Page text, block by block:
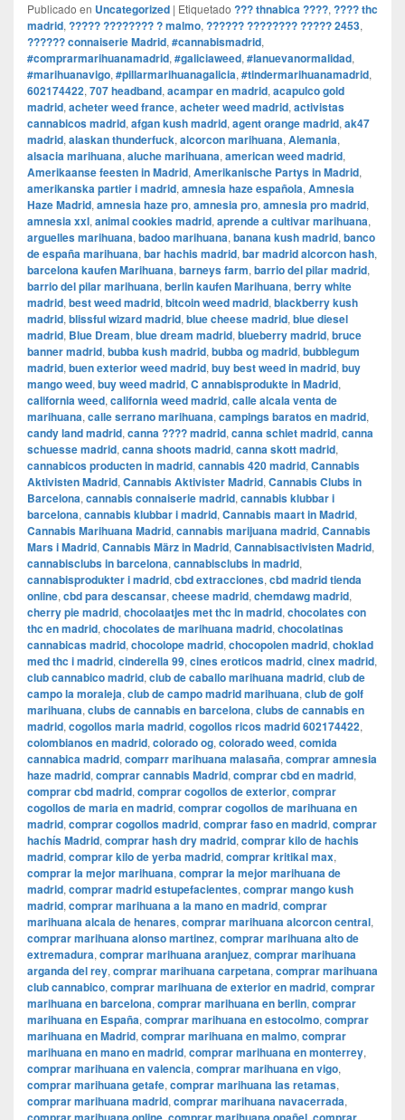
Publicado en Uncategorized | Etiquetado ??? thnabica ????, ???? thc
madrid, ????? ???????? ? malmo, ?????? ???????? ????? 2453,
?????? connaiserie Madrid, #cannabismadrid,
#comprarmarihuanamadrid, #galiciaweed, #lanuevanormalidad,
#marihuanavigo, #pillarmarihuanagalicia, #tindermarihuanamadrid,
602174422, 707 headband, acampar en madrid, acapulco gold
madrid, acheter weed france, acheter weed madrid, activistas
cannabicos madrid, afgan kush madrid, agent orange madrid, ak47
madrid, alaskan thunderfuck, alcorcon marihuana, Alemania,
alsacia marihuana, aluche marihuana, american weed madrid,
Amerikaanse feesten in Madrid, Amerikanische Partys in Madrid,
amerikanska partier i madrid, amnesia haze española, Amnesia
Haze Madrid, amnesia haze pro, amnesia pro, amnesia pro madrid,
amnesia xxl, animal cookies madrid, aprende a cultivar marihuana,
arguelles marihuana, badoo marihuana, banana kush madrid, banco
de españa marihuana, bar hachis madrid, bar madrid alcorcon hash,
barcelona kaufen Marihuana, barneys farm, barrio del pilar madrid,
barrio del pilar marihuana, berlin kaufen Marihuana, berry white
madrid, best weed madrid, bitcoin weed madrid, blackberry kush
madrid, blissful wizard madrid, blue cheese madrid, blue diesel
madrid, Blue Dream, blue dream madrid, blueberry madrid, bruce
banner madrid, bubba kush madrid, bubba og madrid, bubblegum
madrid, buen exterior weed madrid, buy best weed in madrid, buy
mango weed, buy weed madrid, C annabisprodukte in Madrid,
california weed, california weed madrid, calle alcala venta de
marihuana, calle serrano marihuana, campings baratos en madrid,
candy land madrid, canna ???? madrid, canna schiet madrid, canna
schuesse madrid, canna shoots madrid, canna skott madrid,
cannabicos producten in madrid, cannabis 420 madrid, Cannabis
Aktivisten Madrid, Cannabis Aktivister Madrid, Cannabis Clubs in
Barcelona, cannabis connaiserie madrid, cannabis klubbar i
barcelona, cannabis klubbar i madrid, Cannabis maart in Madrid,
Cannabis Marihuana Madrid, cannabis marijuana madrid, Cannabis
Mars i Madrid, Cannabis März in Madrid, Cannabisactivisten Madrid,
cannabisclubs in barcelona, cannabisclubs in madrid,
cannabisprodukter i madrid, cbd extracciones, cbd madrid tienda
online, cbd para descansar, cheese madrid, chemdawg madrid,
cherry pie madrid, chocolaatjes met thc in madrid, chocolates con
thc en madrid, chocolates de marihuana madrid, chocolatinas
cannabicas madrid, chocolope madrid, chocopolen madrid, choklad
med thc i madrid, cinderella 99, cines eroticos madrid, cinex madrid,
club cannabico madrid, club de caballo marihuana madrid, club de
campo la moraleja, club de campo madrid marihuana, club de golf
marihuana, clubs de cannabis en barcelona, clubs de cannabis en
madrid, cogollos maria madrid, cogollos ricos madrid 602174422,
colombianos en madrid, colorado og, colorado weed, comida
cannabica madrid, comparr marihuana malasaña, comprar amnesia
haze madrid, comprar cannabis Madrid, comprar cbd en madrid,
comprar cbd madrid, comprar cogollos de exterior, comprar
cogollos de maria en madrid, comprar cogollos de marihuana en
madrid, comprar cogollos madrid, comprar faso en madrid, comprar
hachís Madrid, comprar hash dry madrid, comprar kilo de hachis
madrid, comprar kilo de yerba madrid, comprar kritikal max,
comprar la mejor marihuana, comprar la mejor marihuana de
madrid, comprar madrid estupefacientes, comprar mango kush
madrid, comprar marihuana a la mano en madrid, comprar
marihuana alcala de henares, comprar marihuana alcorcon central,
comprar marihuana alonso martinez, comprar marihuana alto de
extremadura, comprar marihuana aranjuez, comprar marihuana
arganda del rey, comprar marihuana carpetana, comprar marihuana
club cannabico, comprar marihuana de exterior en madrid, comprar
marihuana en barcelona, comprar marihuana en berlin, comprar
marihuana en España, comprar marihuana en estocolmo, comprar
marihuana en Madrid, comprar marihuana en malmo, comprar
marihuana en mano en madrid, comprar marihuana en monterrey,
comprar marihuana en valencia, comprar marihuana en vigo,
comprar marihuana getafe, comprar marihuana las retamas,
comprar marihuana madrid, comprar marihuana navacerrada,